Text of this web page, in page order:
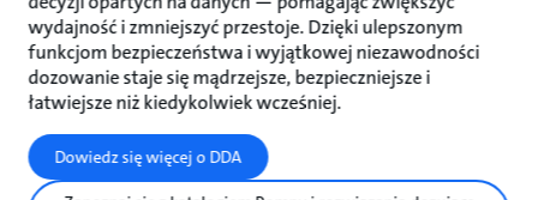
wydajność i zmniejszyć przestoje. Dzięki ulepszonym
funkcjom bezpieczeństwa i wyjątkowej niezawodności
dozowanie staje się mądrzejsze, bezpieczniejsze i
łatwiejsze niż kiedykolwiek wcześniej.
Dowiedz się więcej o DDA